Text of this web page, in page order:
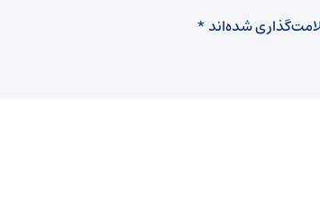
شده‌اند*